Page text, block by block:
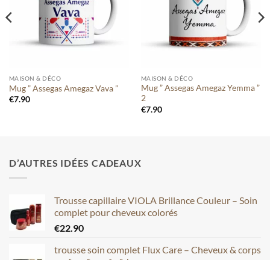
MAISON & DÉCO
Mug ” Assegas Amegaz Vava ”
€7.90
MAISON & DÉCO
Mug ” Assegas Amegaz Yemma ”
2
€7.90
D’AUTRES IDÉES CADEAUX
Trousse capillaire VIOLA Brillance Couleur – Soin
complet pour cheveux colorés
€22.90
trousse soin complet Flux Care – Cheveux & corps